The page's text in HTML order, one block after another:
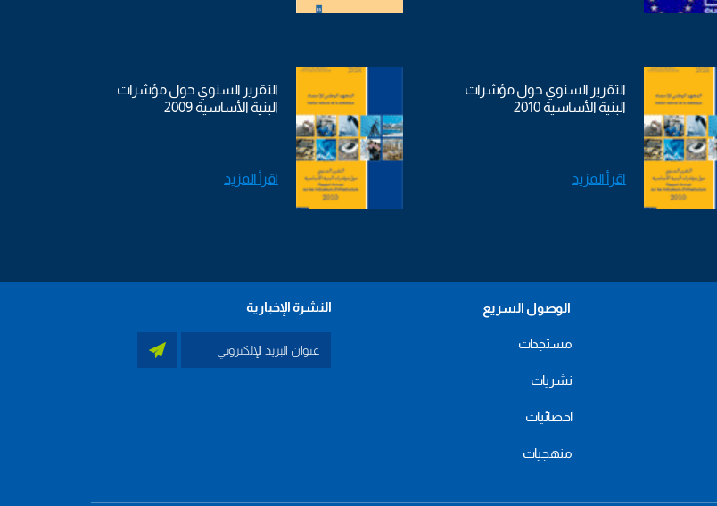
التقرير السنوي حول مؤشرات
البنية الأساسية 2010
اقرأ المزيد
التقرير السنوي حول مؤشرات
البنية الأساسية 2009
اقرأ المزيد
الوصول السريع
مستجدات
نشريات
احصائيات
منهجيات
النشرة الإخبارية